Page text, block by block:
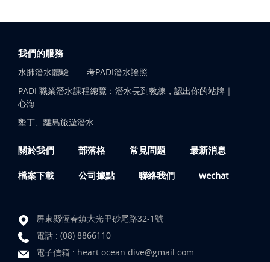
我們的服務
水肺潛水體驗
考PADI潛水證照
PADI 職業潛水課程總覽：潛水長到教練，認出你的站牌｜
心海
墾丁、離島旅遊潛水
關於我們 部落格 常見問題 最新消息
檔案下載 公司據點 聯絡我們 wechat
屏東縣恆春鎮大光里砂尾路32-1號
電話 : (08) 8866110
電子信箱 : heart.ocean.dive@gmail.com